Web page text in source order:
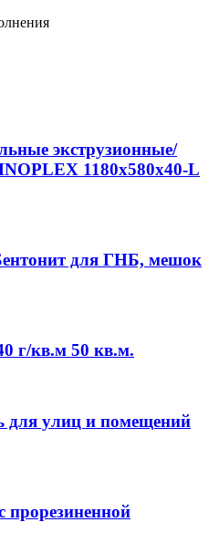
экструзионные/
1180х580х40-L
для ГНБ, мешок
г/кв.м 50 кв.м.
для улиц и помещений
прорезиненной